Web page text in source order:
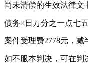
尚未清偿的生效法律文
债务×日万分之一点七
案件受理费2778元，减
如不服本判决，可在判